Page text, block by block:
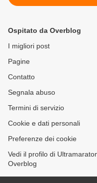
Nevoso, il prossimo 16
Ospitato da Overblog
I migliori post
Pagine
Contatto
Segnala abuso
Termini di servizio
Cookie e dati personali
Preferenze dei cookie
Vedi il profilo di
Overblog